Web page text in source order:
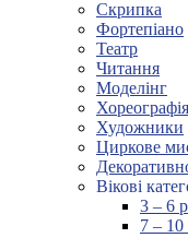
Скрипка
Фортепіано
Театр
Читання
Моделінг
Хореографія
Художники
Циркове
Вікові
3 – 6
7 – 10